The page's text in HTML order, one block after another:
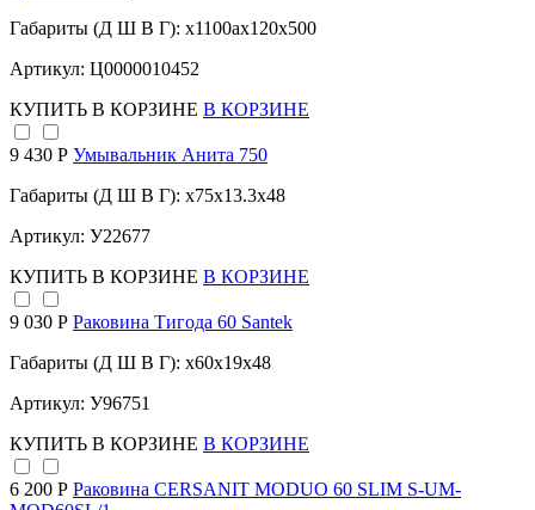
Габариты (Д Ш В Г): x1100аx120x500
Артикул: Ц0000010452
КУПИТЬ В КОРЗИНЕ В КОРЗИНЕ
9 430 Р Умывальник Анита 750
Габариты (Д Ш В Г): x75x13.3x48
Артикул: У22677
КУПИТЬ В КОРЗИНЕ В КОРЗИНЕ
9 030 Р Раковина Тигода 60 Santek
Габариты (Д Ш В Г): x60x19x48
Артикул: У96751
КУПИТЬ В КОРЗИНЕ В КОРЗИНЕ
6 200 Р Раковина CERSANIT MODUO 60 SLIM S-UM-